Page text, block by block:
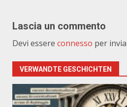
Lascia un commento
Devi essere connesso per
VERWANDTE GESCHICHTEN